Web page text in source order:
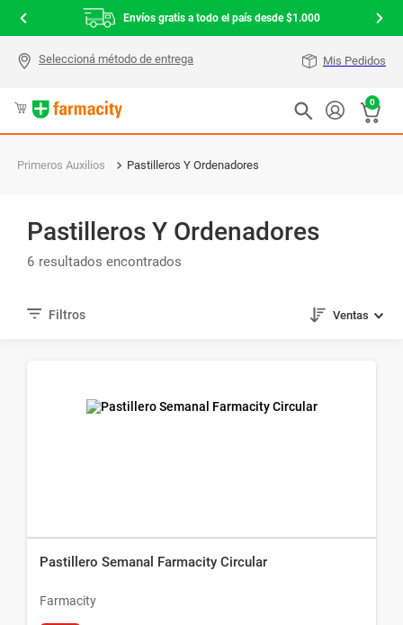
Envíos gratis a todo el país desde $1.000
Mis Pedidos
0
Primeros Auxilios Pastilleros Y Ordenadores
Pastilleros Y Ordenadores
6
Ventas
Pastillero Semanal Farmacity Circular
Farmacity